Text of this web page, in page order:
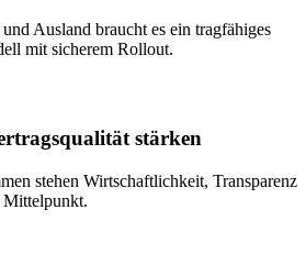
Ausland braucht es ein tragfähiges
mit sicherem Rollout.
stärken
stehen Wirtschaftlichkeit, Transparenz
Mittelpunkt.